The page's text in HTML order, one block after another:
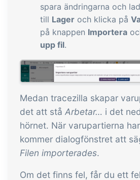
spara ändringarna och
till Lager och klicka på
på knappen Importera
upp fil.
Medan tracezilla skapar
det att stå Arbetar… i det
hörnet. När varupartierna
kommer dialogfönstret att
Filen importerades.
Om det finns fel, får du ett